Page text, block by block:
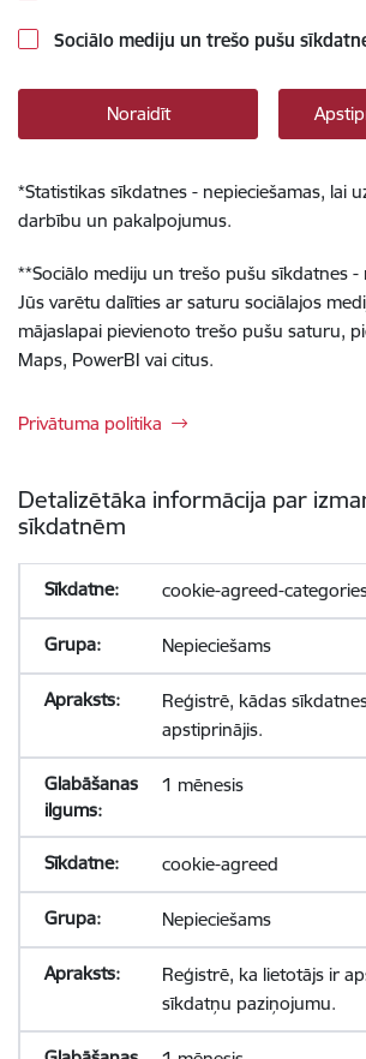
Sociālo mediju un trešo pušu
Noraidīt
*Statistikas sīkdatnes - nepieciešamas, lai
darbību un pakalpojumus.
**Sociālo mediju un trešo pušu sīkdatnes -
Jūs varētu dalīties ar saturu sociālajos
mājaslapai pievienoto trešo pušu saturu,
Maps, PowerBI vai citus.
Privātuma politika
Detalizētāka informācija par
sīkdatnēm
cookie-agreed-
Nepieciešams
Reģistrē, kādas
apstiprinājis.
1 mēnesis
cookie-agreed
Nepieciešams
Reģistrē, ka lietotājs ir
sīkdatņu paziņojumu.